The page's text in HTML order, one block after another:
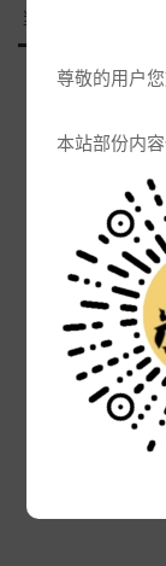
尊敬的用户您
本站部份内
当前位置：